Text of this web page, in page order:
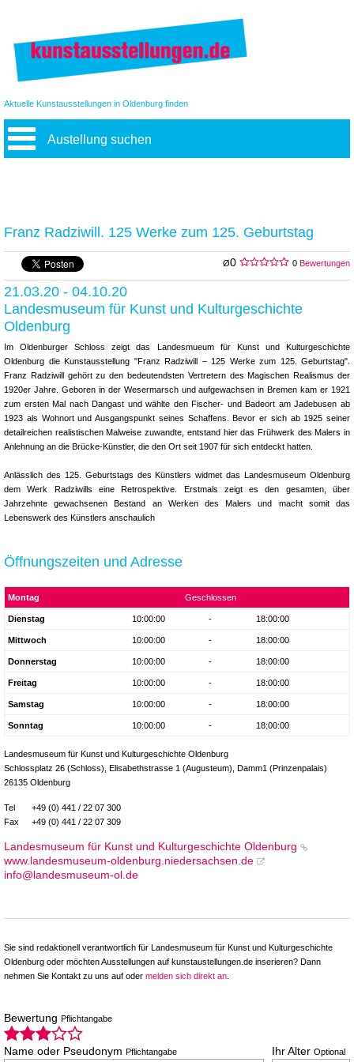
Aktuelle Kunstausstellungen in Oldenburg finden
Austellung suchen
Franz Radziwill. 125 Werke zum 125. Geburtstag
Ø0 0 Bewertungen
21.03.20 - 04.10.20
Landesmuseum für Kunst und Kulturgeschichte
Oldenburg
Im Oldenburger Schloss zeigt das Landesmueum für Kunst und Kulturgeschichte
Oldenburg die Kunstausstellung "Franz Radziwill – 125 Werke zum 125. Geburtstag".
Franz Radziwill gehört zu den bedeutendsten Vertretern des Magischen Realismus der
1920er Jahre. Geboren in der Wesermarsch und aufgewachsen in Bremen kam er 1921
zum ersten Mal nach Dangast und wählte den Fischer- und Badeort am Jadebusen ab
1923 als Wohnort und Ausgangspunkt seines Schaffens. Bevor er sich ab 1925 seiner
detailreichen realistischen Malweise zuwandte, entstand hier das Frühwerk des Malers in
Anlehnung an die Brücke-Künstler, die den Ort seit 1907 für sich entdeckt hatten.
Anlässlich des 125. Geburtstags des Künstlers widmet das Landesmuseum Oldenburg
dem Werk Radziwills eine Retrospektive. Erstmals zeigt es den gesamten, über
Jahrzehnte gewachsenen Bestand an Werken des Malers und macht somit das
Lebenswerk des Künstlers anschaulich
Öffnungszeiten und Adresse
Montag Geschlossen
Dienstag 10:00:00 - 18:00:00
Mittwoch 10:00:00 - 18:00:00
Donnerstag 10:00:00 - 18:00:00
Freitag 10:00:00 - 18:00:00
Samstag 10:00:00 - 18:00:00
Sonntag 10:00:00 - 18:00:00
Landesmuseum für Kunst und Kulturgeschichte Oldenburg
Schlossplatz 26 (Schloss), Elisabethstrasse 1 (Augusteum), Damm1 (Prinzenpalais)
26135 Oldenburg
Tel
+49 (0) 441 / 22 07 300
Fax
+49 (0) 441 / 22 07 309
Landesmuseum für Kunst und Kulturgeschichte Oldenburg
www.landesmuseum-oldenburg.niedersachsen.de
info@landesmuseum-ol.de
Sie sind redaktionell verantwortlich für Landesmuseum für Kunst und Kulturgeschichte
Oldenburg oder möchten Ausstellungen auf kunstaustellungen.de inserieren? Dann
nehmen Sie Kontakt zu uns auf oder melden sich direkt an
Bewertung Pflichtangabe
Name oder Pseudonym Pflichtangabe Ihr Alter Optional